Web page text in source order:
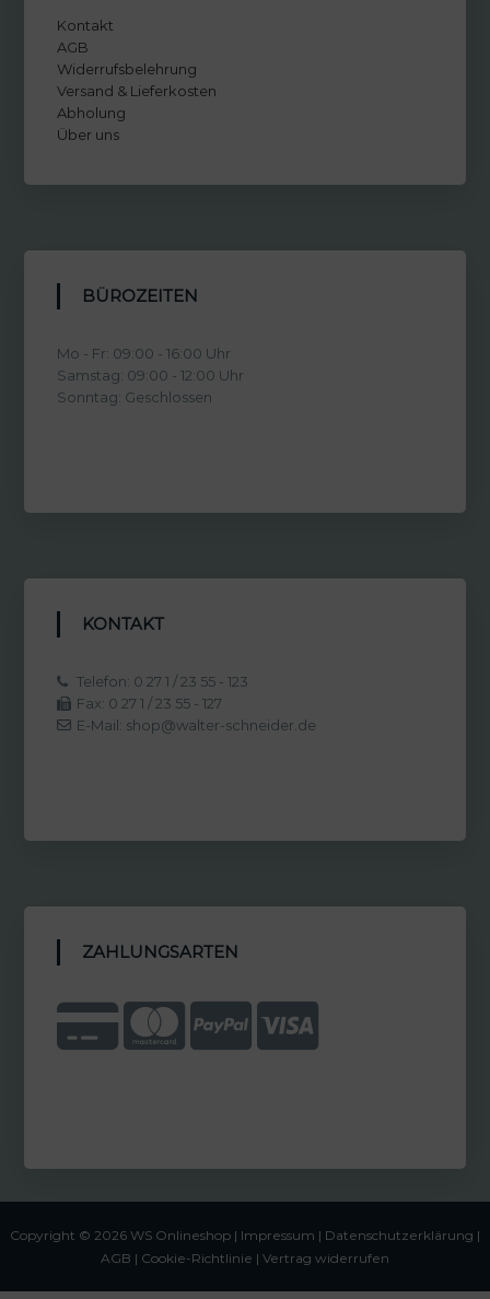
Kontakt
AGB
Widerrufsbelehrung
Versand & Lieferkosten
Abholung
Über uns
BÜROZEITEN
Mo - Fr: 09:00 - 16:00 Uhr
Samstag: 09:00 - 12:00 Uhr
Sonntag: Geschlossen
KONTAKT
Telefon: 0 27 1 / 23 55 - 123
Fax: 0 27 1 / 23 55 - 127
E-Mail: shop@walter-schneider.de
ZAHLUNGSARTEN
Copyright © 2026 WS Onlineshop | Impressum | Datenschutzerklärung |
AGB | Cookie-Richtlinie | Vertrag widerrufen